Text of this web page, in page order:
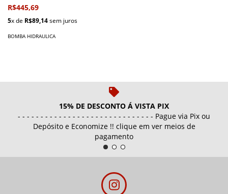
R$445,69
5x de R$89,14sem juros
BOMBA HIDRAULICA
15% DE DESCONTO Á VISTA PIX
- - - - - - - - - - - - - - - - - - - - - - - - - - - - - - Pague via Pix ou
Depósito e Economize !! clique em ver meios de
pagamento